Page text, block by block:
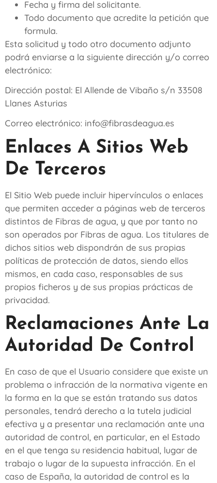
Fecha y firma del solicitante.
Todo documento que acredite la petición que
formula.
Esta solicitud y todo otro documento adjunto
podrá enviarse a la siguiente dirección y/o correo
electrónico:
Dirección postal: El Allende de Vibaño s/n 33508
Llanes Asturias
Correo electrónico: info@fibrasdeagua.es
Enlaces A Sitios Web
De Terceros
El Sitio Web puede incluir hipervínculos o enlaces
que permiten acceder a páginas web de terceros
distintos de Fibras de agua, y que por tanto no
son operados por Fibras de agua. Los titulares de
dichos sitios web dispondrán de sus propias
políticas de protección de datos, siendo ellos
mismos, en cada caso, responsables de sus
propios ficheros y de sus propias prácticas de
privacidad.
Reclamaciones Ante La
Autoridad De Control
En caso de que el Usuario considere que existe un
problema o infracción de la normativa vigente en
la forma en la que se están tratando sus datos
personales, tendrá derecho a la tutela judicial
efectiva y a presentar una reclamación ante una
autoridad de control, en particular, en el Estado
en el que tenga su residencia habitual, lugar de
trabajo o lugar de la supuesta infracción. En el
caso de España, la autoridad de control es la